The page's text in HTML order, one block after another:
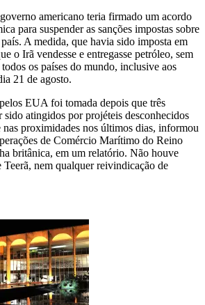
americano teria firmado um acordo
para suspender as sanções impostas sobre
A medida, que havia sido imposta em
o Irã vendesse e entregasse petróleo, sem
os países do mundo, inclusive aos
21 de agosto.
EUA foi tomada depois que três
sido atingidos por projéteis desconhecidos
proximidades nos últimos dias, informou
de Comércio Marítimo do Reino
britânica, em um relatório. Não houve
nem qualquer reivindicação de